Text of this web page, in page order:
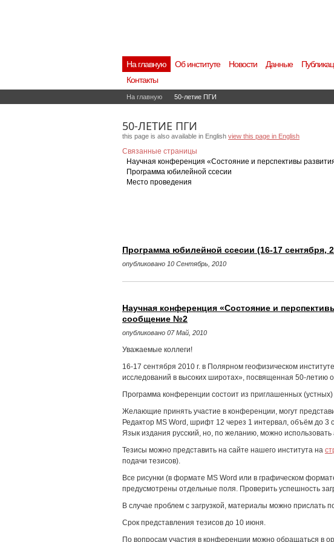
На главную Об институте Новости Данные
Контакты
На главную 50-летие ПГИ
50-ЛЕТИЕ ПГИ
this page is also available in English view this page in English
Связанные страницы
Научная конференция «Состояние и перспективы
Программа юбилейной ссесии
Место проведения
Программа юбилейной ссесии (16-17 сентября,
опубликовано 10 Сентябрь, 2010
Научная конференция «Состояние и
сообщение №2
опубликовано 07 Май, 2010
Уважаемые коллеги!
16-17 сентября 2010 г. в Полярном геофизическом
исследований в высоких широтах», посвященная 50-летию
Программа конференции состоит из приглашенных
Желающие принять участие в конференции, могут
Редактор MS Word, шрифт 12 через 1 интервал, объём до
Язык издания русский, но, по желанию, можно использовать
Тезисы можно представить на сайте нашего института на
подачи тезисов).
Все рисунки (в формате MS Word или в графическом
предусмотрены отдельные поля. Проверить успешность
В случае проблем с загрузкой, материалы можно прислать
Срок представления тезисов до 10 июня.
По вопросам участия в конференции можно обращаться в